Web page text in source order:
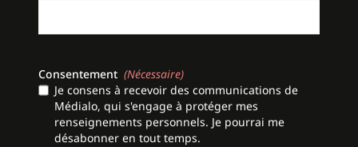
Consentement (Nécessaire)
Je consens à recevoir des communications de
Médialo, qui s'engage à protéger mes
renseignements personnels. Je pourrai me
désabonner en tout temps.